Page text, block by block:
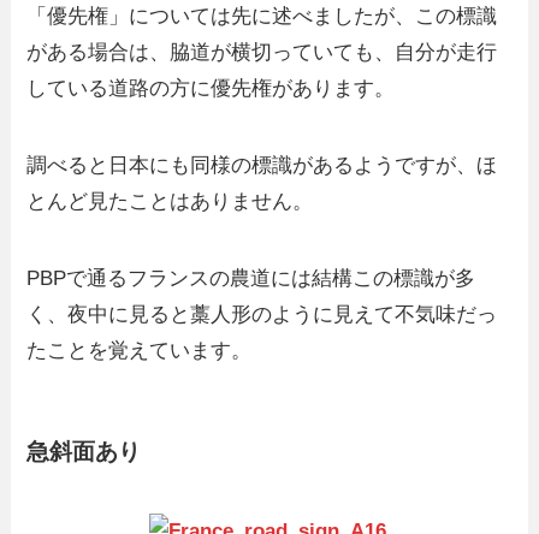
「優先権」については先に述べましたが、この標識
がある場合は、脇道が横切っていても、自分が走行
している道路の方に優先権があります。
調べると日本にも同様の標識があるようですが、ほ
とんど見たことはありません。
PBPで通るフランスの農道には結構この標識が多
く、夜中に見ると藁人形のように見えて不気味だっ
たことを覚えています。
急斜面あり